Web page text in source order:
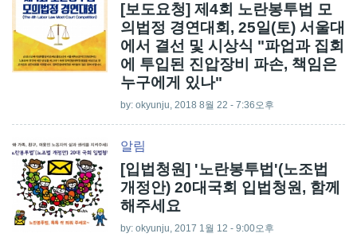
[보도요청] 제4회 노란봉투법 모
의법정 경연대회, 25일(토) 서울대
에서 결선 및 시상식 "파업과 집회
에 투입된 진압장비 파손, 책임은
누구에게 있나"
by: okyunju, 2018 8월 22 - 7:36오후
알림
[입법청원] '노란봉투법'(노조법
개정안) 20대국회 입법청원, 함께
해주세요
by: okyunju, 2017 1월 12 - 9:00오후